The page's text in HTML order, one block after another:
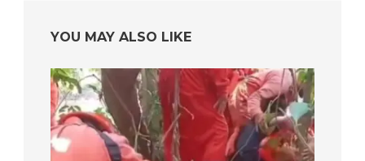
YOU MAY ALSO LIKE